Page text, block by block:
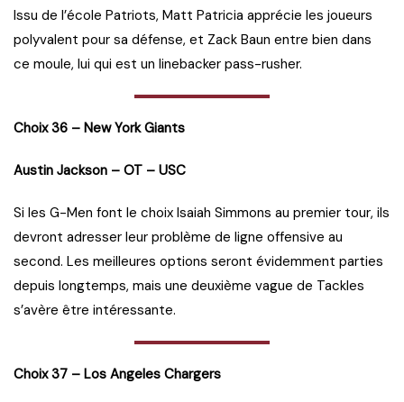
Issu de l’école Patriots, Matt Patricia apprécie les joueurs
polyvalent pour sa défense, et Zack Baun entre bien dans
ce moule, lui qui est un linebacker pass-rusher.
Choix 36 – New York Giants
Austin Jackson – OT – USC
Si les G-Men font le choix Isaiah Simmons au premier tour, ils
devront adresser leur problème de ligne offensive au
second. Les meilleures options seront évidemment parties
depuis longtemps, mais une deuxième vague de Tackles
s’avère être intéressante.
Choix 37 – Los Angeles Chargers